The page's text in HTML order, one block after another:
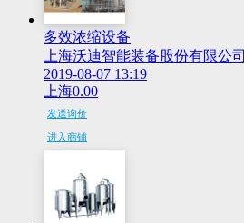
多效浓缩设备
上海沃迪智能装备股份有限公司
2019-08-07 13:19
上海0.00
发送询价
进入商铺